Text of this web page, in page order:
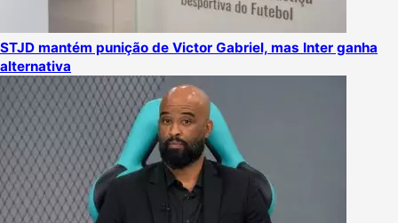
STJD mantém punição de Victor Gabriel, mas Inter ganha
alternativa